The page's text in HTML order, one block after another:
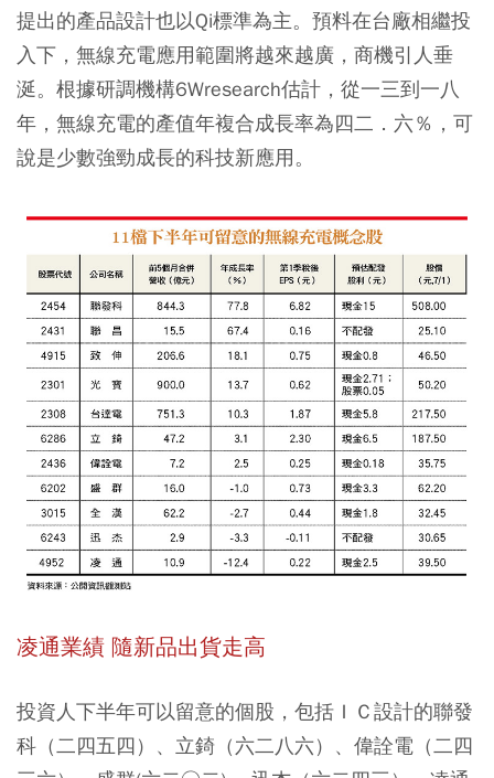
提出的產品設計也以Qi標準為主。預料在台廠相繼投
入下，無線充電應用範圍將越來越廣，商機引人垂
涎。根據研調機構6Wresearch估計，從一三到一八
年，無線充電的產值年複合成長率為四二．六％，可
說是少數強勁成長的科技新應用。
凌通業績 隨新品出貨走高
投資人下半年可以留意的個股，包括ＩＣ設計的聯發
科（二四五四）、立錡（六二八六）、偉詮電（二四